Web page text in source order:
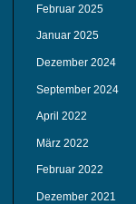
Februar 2025
Januar 2025
Dezember 2024
September 2024
April 2022
März 2022
Februar 2022
Dezember 2021